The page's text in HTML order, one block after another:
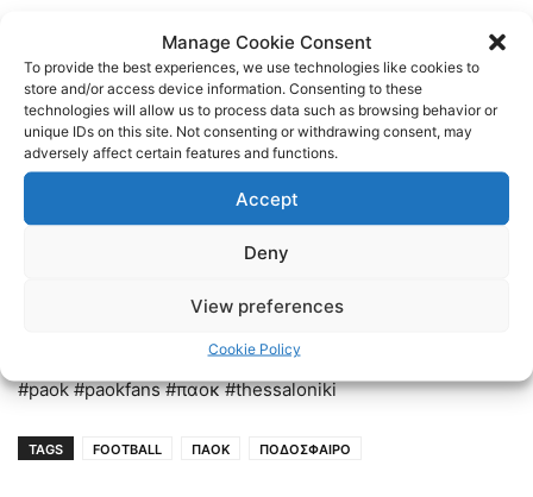
Manage Cookie Consent
To provide the best experiences, we use technologies like cookies to
store and/or access device information. Consenting to these
technologies will allow us to process data such as browsing behavior or
unique IDs on this site. Not consenting or withdrawing consent, may
adversely affect certain features and functions.
Accept
Deny
View preferences
Cookie Policy
Ακολουθήστε τους Internet PAOK Fans στα social media:
Facebook:https://www.facebook.com/InternetPAOKFans
Twitter:https://twitter.com/www_paok_gr
#paok #paokfans #παοκ #thessaloniki
TAGS FOOTBALL ΠΑΟΚ ΠΟΔΟΣΦΑΙΡΟ